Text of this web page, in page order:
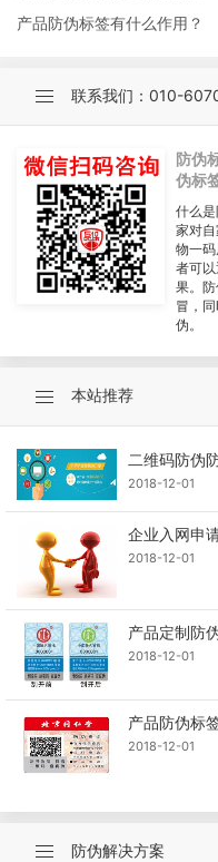
产品防伪标签有什么作用？
联系我们：010-
防伪
伪标
什么
家对
物一
者可
果。
冒，
伪。
本站推荐
二维码防伪
2018-12-01
企业入网申
2018-12-01
产品定制防
2018-12-01
产品防伪标
2018-12-01
防伪解决方案